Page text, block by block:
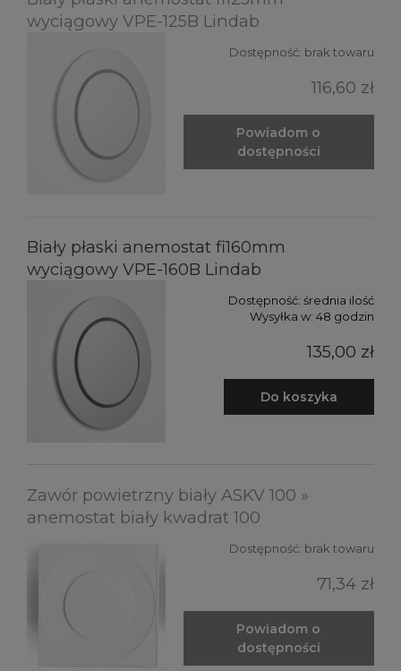
wyciągowy VPE-125B Lindab
Dostępność: brak towaru
116,60 zł
Powiadom o
dostępności
Biały płaski anemostat fi160mm
wyciągowy VPE-160B Lindab
Dostępność: średnia ilość
Wysyłka w: 48 godzin
135,00 zł
Do koszyka
Zawór powietrzny biały ASKV 100 »
anemostat biały kwadrat 100
Dostępność: brak towaru
71,34 zł
Powiadom o
dostępności